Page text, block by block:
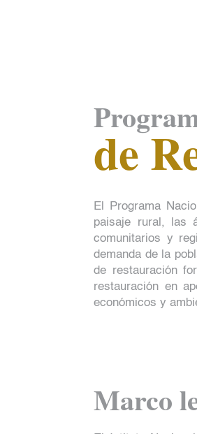
de
El Programa
paisaje rural, las
comunitarios y
demanda de la
de restauración
restauración en
económicos y
Marco